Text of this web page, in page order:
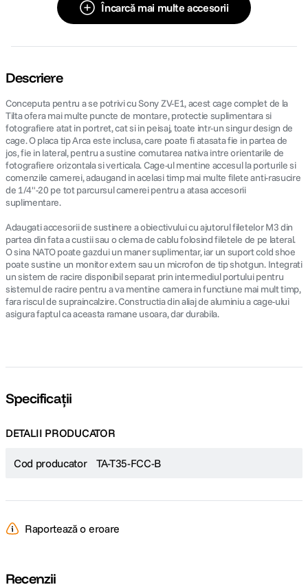
Încarcă mai multe accesorii
Descriere
Conceputa pentru a se potrivi cu Sony ZV-E1, acest cage complet de la
Tilta ofera mai multe puncte de montare, protectie suplimentara si
fotografiere atat in portret, cat si in peisaj, toate intr-un singur design de
cage. O placa tip Arca este inclusa, care poate fi atasata fie in partea de
jos, fie in lateral, pentru a sustine comutarea nativa intre orientarile de
fotografiere orizontala si verticala. Cage-ul mentine accesul la porturile si
comenzile camerei, adaugand in acelasi timp mai multe filete anti-rasucire
de 1/4"-20 pe tot parcursul camerei pentru a atasa accesorii
suplimentare.
Adaugati accesorii de sustinere a obiectivului cu ajutorul filetelor M3 din
partea din fata a custii sau o clema de cablu folosind filetele de pe lateral.
O sina NATO poate gazdui un maner suplimentar, iar un suport cold shoe
poate sustine un monitor extern sau un microfon de tip shotgun. Integrati
un sistem de racire disponibil separat prin intermediul portului pentru
sistemul de racire pentru a va mentine camera in functiune mai mult timp,
fara riscul de supraincalzire. Constructia din aliaj de aluminiu a cage-ului
asigura faptul ca aceasta ramane usoara, dar durabila.
Specificații
DETALII PRODUCATOR
Cod producator TA-T35-FCC-B
Raportează o eroare
Recenzii